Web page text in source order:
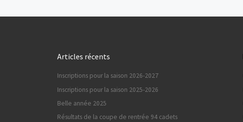
Articles récents
Inscriptions pour la saison 2026-2027
Inscriptions pour la saison 2025-2026
Belle année 2025
Résultats de la coupe de rentrée 94 cadets